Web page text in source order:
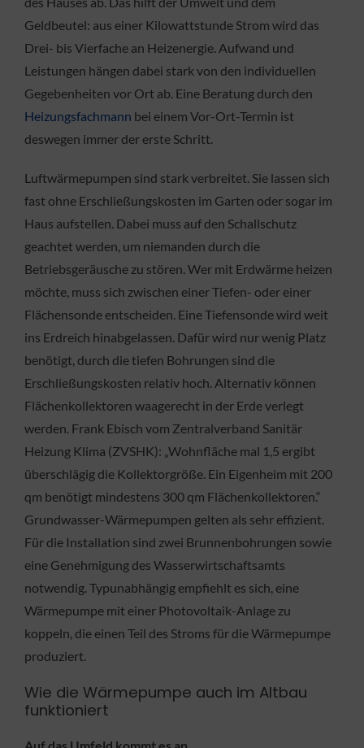
Geldbeutel: aus einer Kilowattstunde Strom wird das
Drei- bis Vierfache an Heizenergie. Aufwand und
Leistungen hängen dabei stark von den individuellen
Gegebenheiten vor Ort ab. Eine Beratung durch den
Heizungsfachmann bei einem Vor-Ort-Termin ist
deswegen immer der erste Schritt.
Luftwärmepumpen sind stark verbreitet. Sie lassen sich
fast ohne Erschließungskosten im Garten oder sogar im
Haus aufstellen. Dabei muss auf den Schallschutz
geachtet werden, um niemanden durch die
Betriebsgeräusche zu stören. Wer mit Erdwärme heizen
möchte, muss sich zwischen einer Tiefen- oder einer
Flächensonde entscheiden. Eine Tiefensonde wird weit
ins Erdreich hinabgelassen. Dafür wird nur wenig Platz
benötigt, durch die tiefen Bohrungen sind die
Erschließungskosten relativ hoch. Alternativ können
Flächenkollektoren waagerecht in der Erde verlegt
werden. Frank Ebisch vom Zentralverband Sanitär
Heizung Klima (ZVSHK): „Wohnfläche mal 1,5 ergibt
überschlägig die Kollektorgröße. Ein Eigenheim mit 200
qm benötigt mindestens 300 qm Flächenkollektoren.“
Grundwasser-Wärmepumpen gelten als sehr effizient.
Für die Installation sind zwei Brunnenbohrungen sowie
eine Genehmigung des Wasserwirtschaftsamts
notwendig. Typunabhängig empfiehlt es sich, eine
Wärmepumpe mit einer Photovoltaik-Anlage zu
koppeln, die einen Teil des Stroms für die Wärmepumpe
produziert.
Wie die Wärmepumpe auch im Altbau
funktioniert